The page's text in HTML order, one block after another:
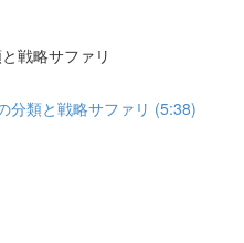
戦略サファリ
類と戦略サファリ (5:38)